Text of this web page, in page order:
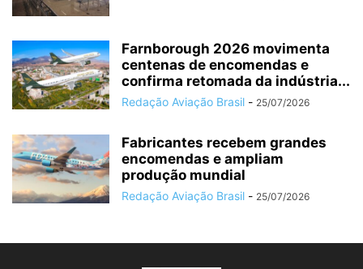
Farnborough 2026 movimenta
centenas de encomendas e
confirma retomada da indústria...
Redação Aviação Brasil - 25/07/2026
Fabricantes recebem grandes
encomendas e ampliam
produção mundial
Redação Aviação Brasil - 25/07/2026